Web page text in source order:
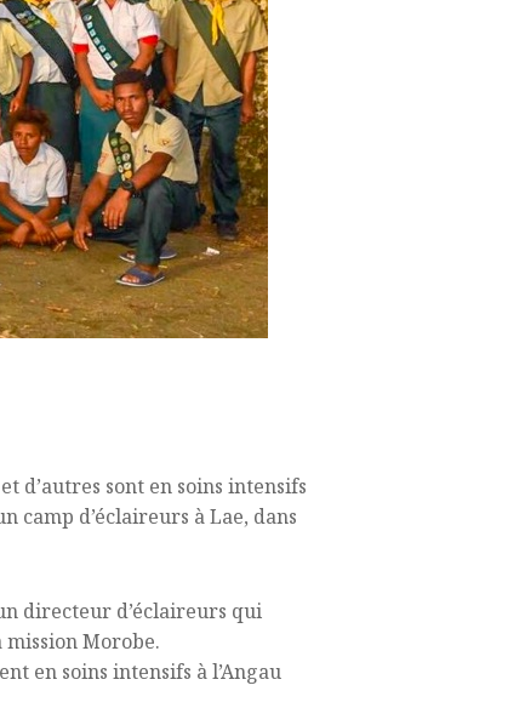
d’autres sont en soins intensifs
camp d’éclaireurs à Lae, dans
directeur d’éclaireurs qui
Morobe.
en soins intensifs à l’Angau